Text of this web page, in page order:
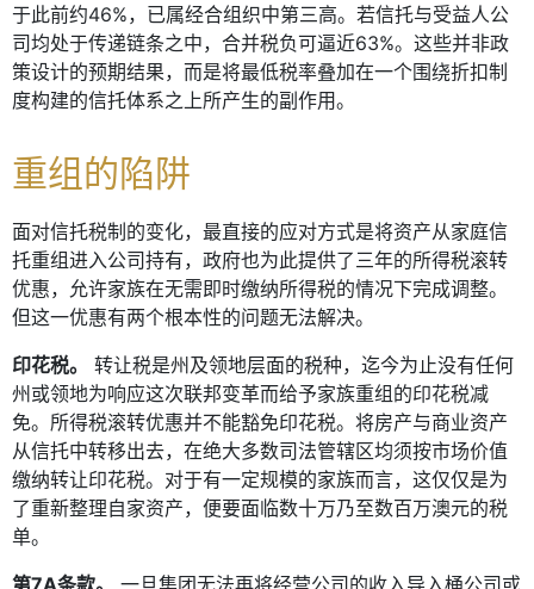
于此前约46%，已属经合组织中第三高。若信托与受益人公
司均处于传递链条之中，合并税负可逼近63%。这些并非政
策设计的预期结果，而是将最低税率叠加在一个围绕折扣制
度构建的信托体系之上所产生的副作用。
重组的陷阱
面对信托税制的变化，最直接的应对方式是将资产从家庭信
托重组进入公司持有，政府也为此提供了三年的所得税滚转
优惠，允许家族在无需即时缴纳所得税的情况下完成调整。
但这一优惠有两个根本性的问题无法解决。
印花税。
转让税是州及领地层面的税种，迄今为止没有任何
州或领地为响应这次联邦变革而给予家族重组的印花税减
免。所得税滚转优惠并不能豁免印花税。将房产与商业资产
从信托中转移出去，在绝大多数司法管辖区均须按市场价值
缴纳转让印花税。对于有一定规模的家族而言，这仅仅是为
了重新整理自家资产，便要面临数十万乃至数百万澳元的税
单。